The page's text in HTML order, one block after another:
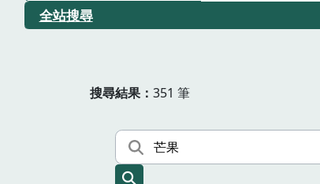
全站搜尋
搜尋結果 351 筆